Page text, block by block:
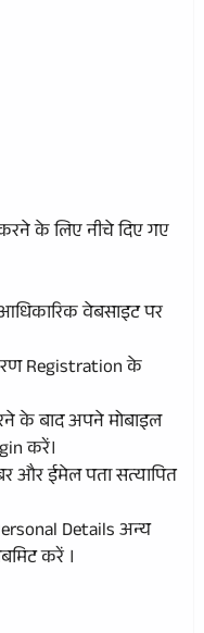
करने के लिए नीचे दिए गए
वेबसाइट पर
Registration के
के बाद अपने मोबाइल
करें।
और ईमेल पता सत्यापित
Details अन्य
करें ।